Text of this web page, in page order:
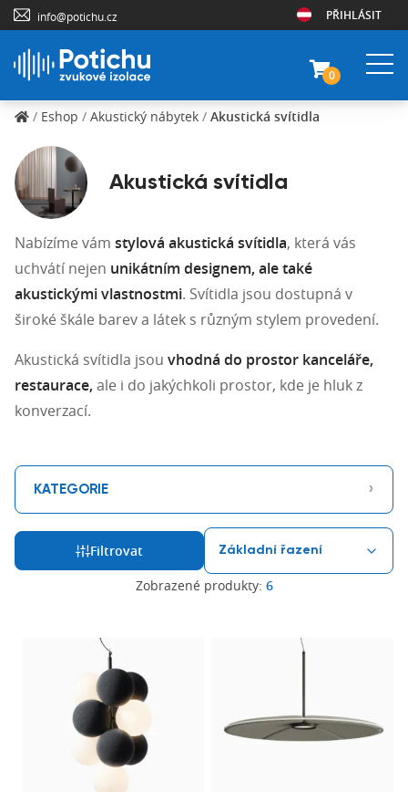
info@potichu.cz PŘIHLÁSIT
0
/ Eshop / Akustický nábytek / Akustická svítidla
Akustická svítidla
Nabízíme vám stylová akustická svítidla, která vás
uchvátí nejen unikátním designem, ale také
akustickými vlastnostmi. Svítidla jsou dostupná v
široké škále barev a látek s různým stylem provedení.
Akustická svítidla jsou vhodná do prostor kanceláře,
restaurace, ale i do jakýchkoli prostor, kde je hluk z
konverzací.
KATEGORIE ›
Filtrovat
Zobrazené produkty: 6